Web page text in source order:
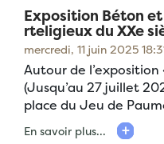
Exposition Béton
rteligieux du XXe
mercredi, 11 juin 2025
Autour de
(Jusqu’au 27 juillet
place du Jeu de
En savoir plus...